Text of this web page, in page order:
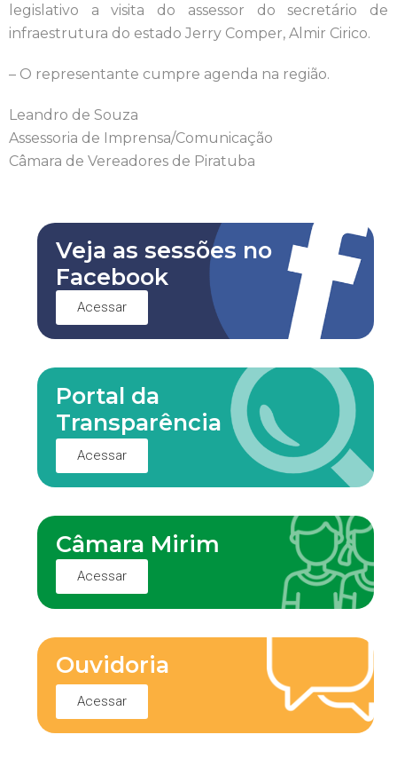
legislativo a visita do assessor do secretário de
infraestrutura do estado Jerry Comper, Almir Cirico.
– O representante cumpre agenda na região.
Leandro de Souza
Assessoria de Imprensa/Comunicação
Câmara de Vereadores de Piratuba
Veja as sessões no
Facebook
Acessar
Portal da
Transparência
Acessar
Câmara Mirim
Acessar
Ouvidoria
Acessar